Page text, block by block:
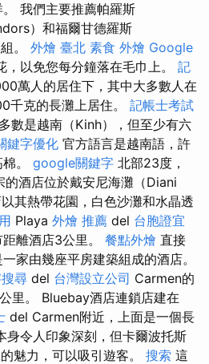
我們主要推薦帕羅斯
）和福爾甘德羅斯
。 外燴 臺北 素食 外燴 Google
，以免您每分鐘落在毛巾上。 記
萬人的居住下，其中大多數人在
克的長灘上居住。 記帳士考試
數是越南（Kinh），但至少有六
鍵字優化 官方語言是越南語，許
。 google關鍵字 北部23度，
酒店位於戴安尼海灘（Diani
其熱帶花園，白色沙灘和水晶透
Playa 外燴 推薦 del 台胞證宜
離酒店3公里。 餐點外燴 直接
家由幾座平房建築組成的酒店。
尋 del 台灣設立公司 Carmen的
里。 Bluebay酒店連鎖店建在
del Carmen附近，上面是一個長
身令人印象深刻，但卡爾波托斯
魅力，可以吸引遊客。 搜索 這